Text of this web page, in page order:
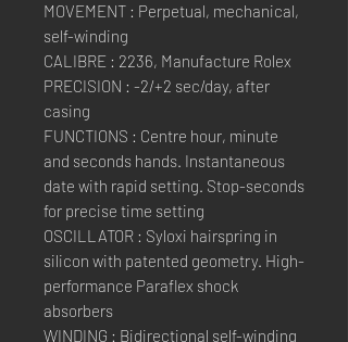
MOVEMENT : Perpetual, mechanical,
self-winding
CALIBRE : 2236, Manufacture Rolex
PRECISION : -2/+2 sec/day, after
casing
FUNCTIONS : Centre hour, minute
and seconds hands. Instantaneous
date with rapid setting. Stop-seconds
for precise time setting
OSCILLATOR : Syloxi hairspring in
silicon with patented geometry. High-
performance Paraflex shock
absorbers
WINDING : Bidirectional self-winding